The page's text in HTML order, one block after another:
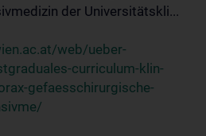
der Universitätskli...
web/ueber-
curriculum-klin-
gefaesschirurgische-